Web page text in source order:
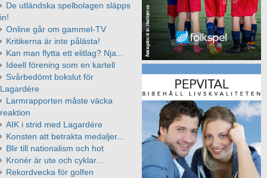
De utländska spelbolagen släpps
in!
Online går om gammel-TV
Kritikerna är inte pålästa!
Kan man flytta ett elitlag? Nja...
Ideell förening som en kartell
Svårbedömt bokslut för
Lagardére
Larmrapporten måste väcka
reaktion
AIK i strid med Lagardére
Konsten att betrakta medaljer...
Blir till nationalism och hot
Kronér är ute och cyklar...
Rekordvecka för golfen